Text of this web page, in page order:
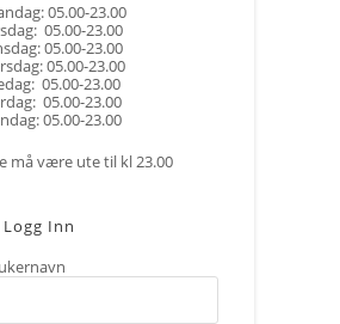
05.00-23.00
05.00-23.00
05.00-23.00
05.00-23.00
05.00-23.00
05.00-23.00
05.00-23.00
må være ute til kl 23.00
Logg Inn